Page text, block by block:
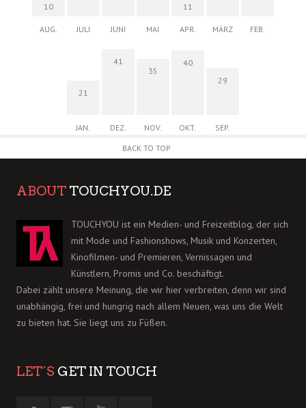
10
AUG. JULI JUNI MAI
11
APR. MÄRZ FEB.
21
JAN.
41
DEZ.
35
NOV.
40
OKT.
29
SEP.
BACK TO TOP
ABOUT TOUCHYOU.DE
TOUCHYOU ist ein Medien- und Freizeitblog, der sich
mit Mode und Fashionshows, Musik und Konzerten,
Kinofilmen- und Premieren, Vernissagen und
Künstlern, Promis und Co. beschäftigt.
Dabei zählt unsere Meinung, die wir hier verbreiten, denn wir sind
unabhängig, frei und hungrig nach allem Neuen, was uns die Welt
zu bieten hat. Sie liegt uns zu Füßen.
LET´S GET IN TOUCH